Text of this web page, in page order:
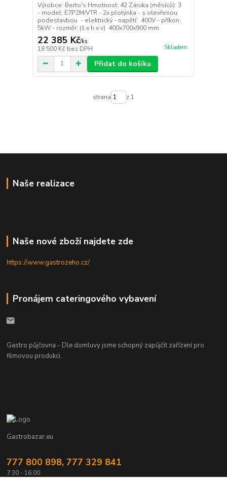
Výrobce: Berto's Hmotnost: 42 Záruka (měsíců): 3
- model: E7P2M/VTR - 2x plotýnka - s otevřenou
podestavbou - elektrický - napětí: 400V - příkon:
5kW - rozměr: (š x h x v) 400x700x900 mm
22 385 Kč/ks
18 500 Kč bez DPH Skladem
Přidat do košíku
strana z 1
Naše realizace
Naše nové zboží najdete zde
https://www.gastrozeho.cz/
Pronájem cateringového vybavení
Gastro půjčovna - Dle domluvy jsme schopný zapůjčit zařízení pro
filmovou produkci.
Gastrobazar.eu
777 800 898, 777 329 841
7:30 - 16:00